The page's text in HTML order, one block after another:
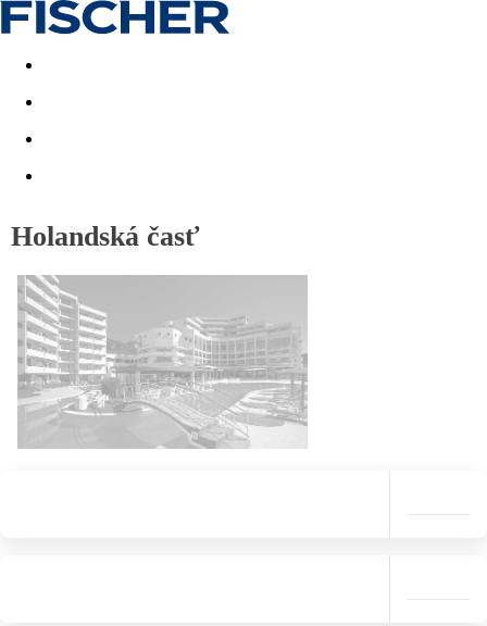
Last minute Dovolenkové kluby
Holandská časť